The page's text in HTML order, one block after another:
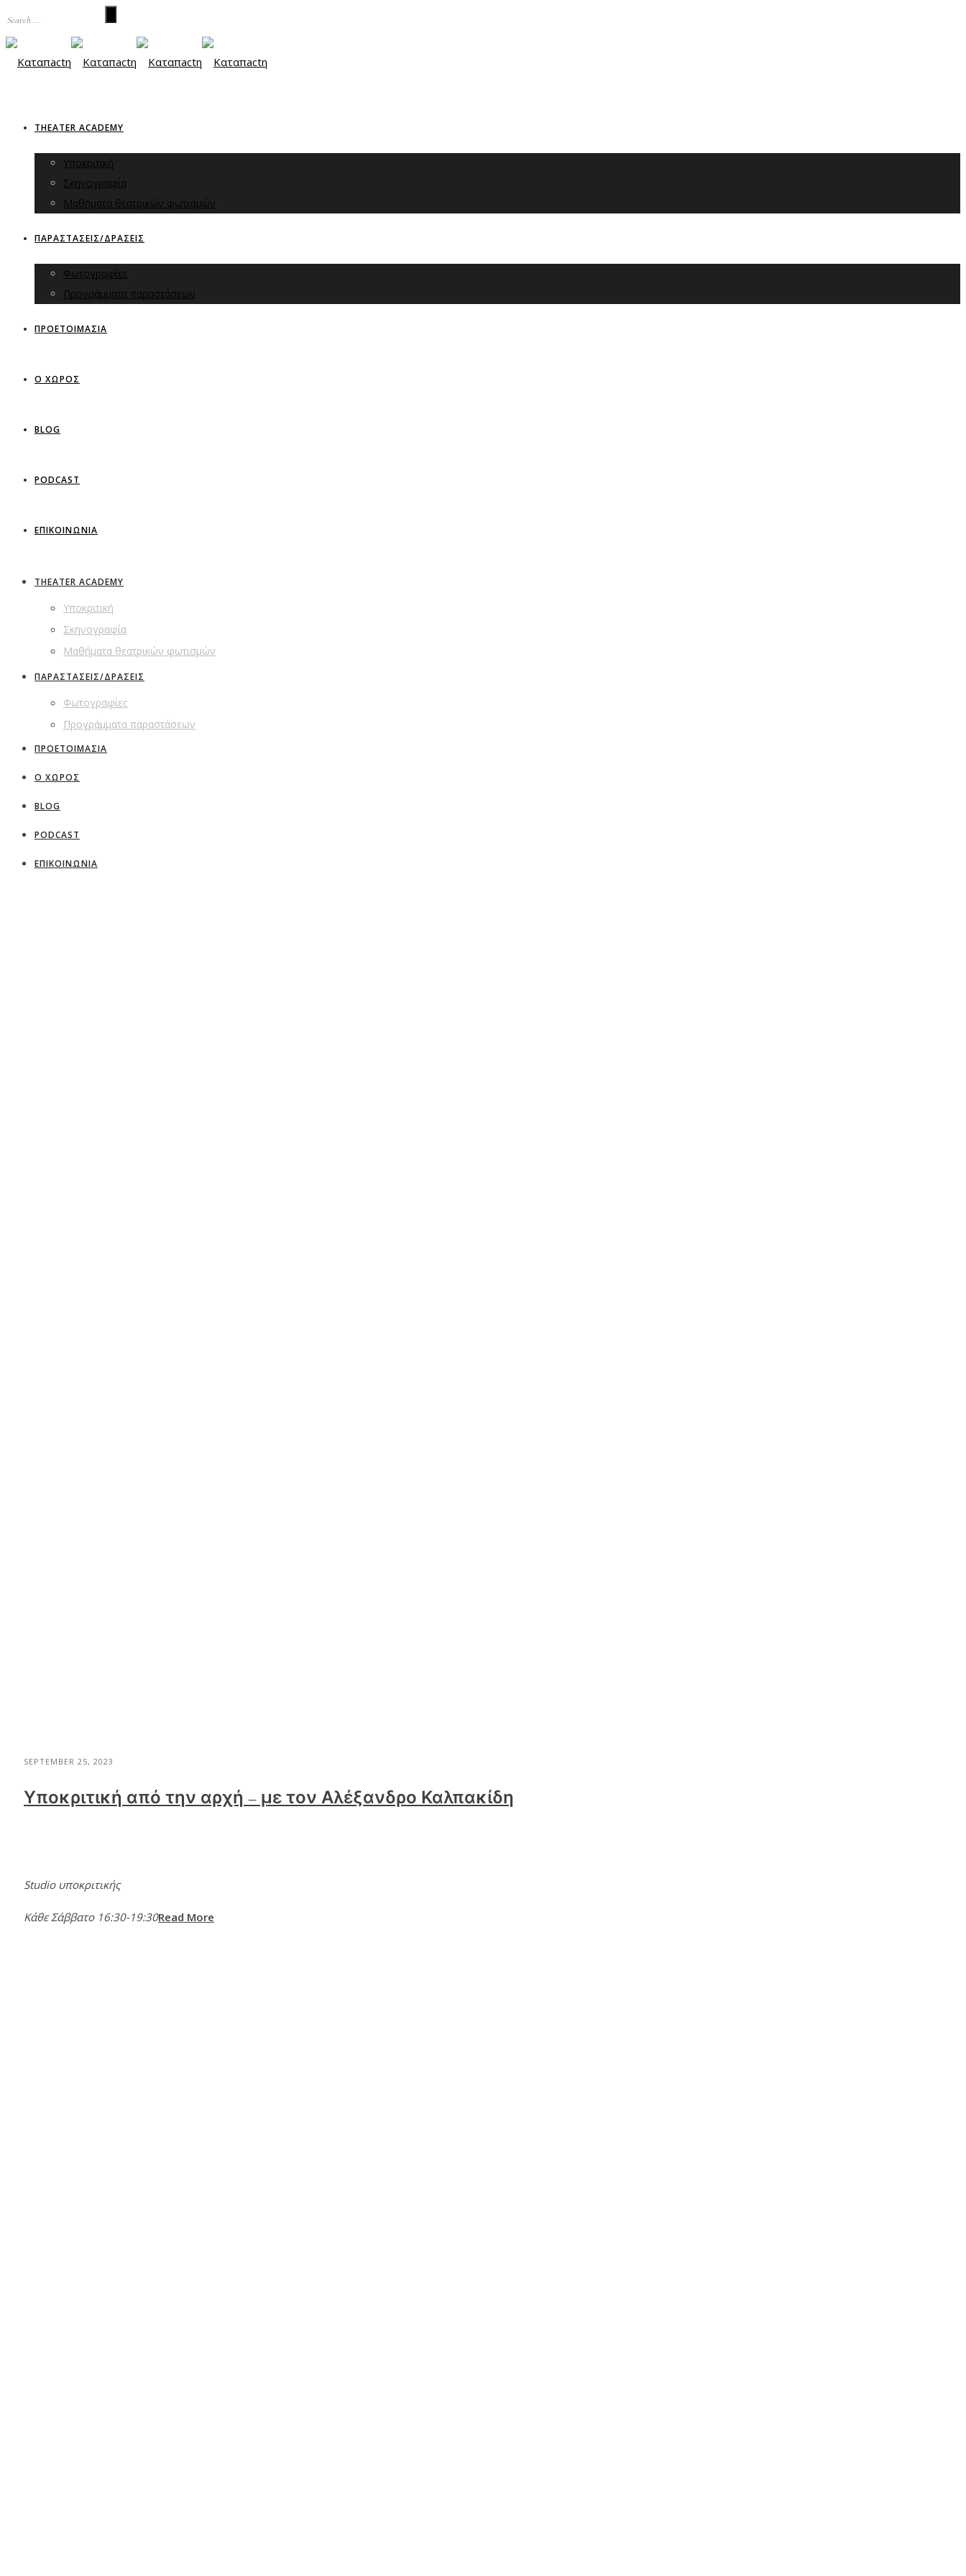
THEATER ACADEMY
Υποκριτική
Σκηνογραφία
Μαθήματα θεατρικών φωτισμών
ΠΑΡΑΣΤΑΣΕΙΣ/ΔΡΑΣΕΙΣ
Φωτογραφίες
Προγράμματα παραστάσεων
ΠΡΟΕΤΟΙΜΑΣΙΑ
Ο ΧΩΡΟΣ
BLOG
PODCAST
ΕΠΙΚΟΙΝΩΝΙΑ
THEATER ACADEMY
Υποκριτική
Σκηνογραφία
Μαθήματα θεατρικών φωτισμών
ΠΑΡΑΣΤΑΣΕΙΣ/ΔΡΑΣΕΙΣ
Φωτογραφίες
Προγράμματα παραστάσεων
ΠΡΟΕΤΟΙΜΑΣΙΑ
Ο ΧΩΡΟΣ
BLOG
PODCAST
ΕΠΙΚΟΙΝΩΝΙΑ
SEPTEMBER 25, 2023
Υποκριτική από την αρχή – με τον Αλέξανδρο Καλπακίδη
Studio υποκριτικής
Κάθε Σάββατο 16:30-19:30Read More